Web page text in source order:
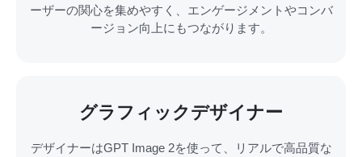
ーザーの関心を集めやすく、エンゲージメントやコンバ
ージョン向上にもつながります。
グラフィックデザイナー
デザイナーはGPT Image 2を使って、リアルで高品質な